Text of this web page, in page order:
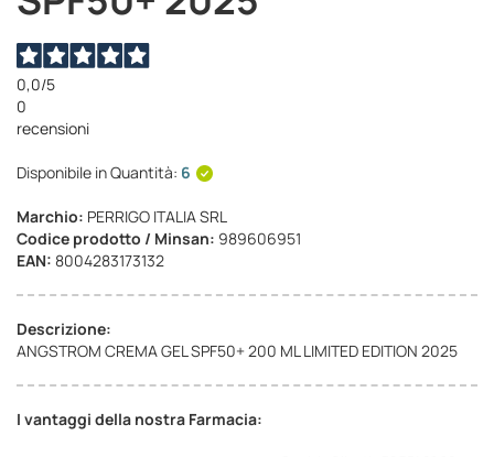
0,0/5
0
recensioni
Disponibile in Quantità: 6
Marchio: PERRIGO ITALIA SRL
Codice prodotto / Minsan: 989606951
EAN: 8004283173132
Descrizione:
ANGSTROM CREMA GEL SPF50+ 200 ML LIMITED EDITION 2025
I vantaggi della nostra Farmacia:
galleria
immagini